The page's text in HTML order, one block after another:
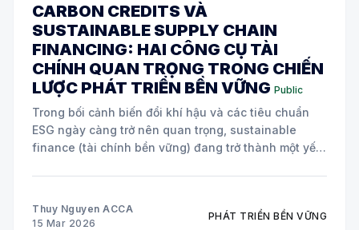
CARBON CREDITS VÀ
SUSTAINABLE SUPPLY CHAIN
FINANCING: HAI CÔNG CỤ TÀI
CHÍNH QUAN TRỌNG TRONG CHIẾN
LƯỢC PHÁT TRIỂN BỀN VỮNG Public
Trong bối cảnh biến đổi khí hậu và các tiêu chuẩn
ESG ngày càng trở nên quan trọng, sustainable
finance (tài chính bền vững) đang trở thành một yếu
Thuy Nguyen ACCA
15 Mar 2026
PHÁT TRIỂN BỀN VỮNG